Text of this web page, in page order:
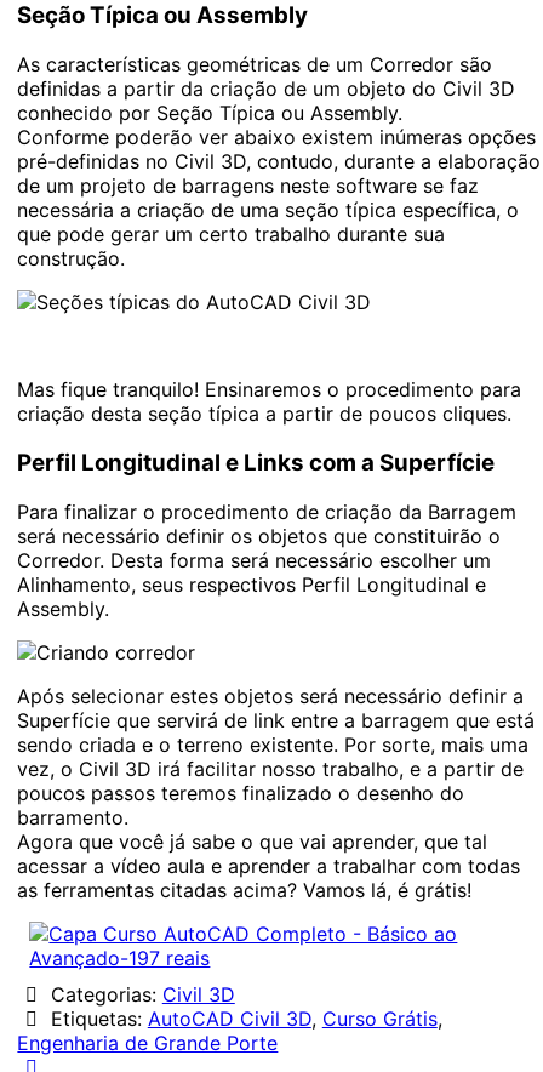
Seção Típica ou Assembly
As características geométricas de um Corredor são
definidas a partir da criação de um objeto do Civil 3D
conhecido por Seção Típica ou Assembly.
Conforme poderão ver abaixo existem inúmeras opções
pré-definidas no Civil 3D, contudo, durante a elaboração
de um projeto de barragens neste software se faz
necessária a criação de uma seção típica específica, o
que pode gerar um certo trabalho durante sua
construção.
Mas fique tranquilo! Ensinaremos o procedimento para
criação desta seção típica a partir de poucos cliques.
Perfil Longitudinal e Links com a Superfície
Para finalizar o procedimento de criação da Barragem
será necessário definir os objetos que constituirão o
Corredor. Desta forma será necessário escolher um
Alinhamento, seus respectivos Perfil Longitudinal e
Assembly.
Após selecionar estes objetos será necessário definir a
Superfície que servirá de link entre a barragem que está
sendo criada e o terreno existente. Por sorte, mais uma
vez, o Civil 3D irá facilitar nosso trabalho, e a partir de
poucos passos teremos finalizado o desenho do
barramento.
Agora que você já sabe o que vai aprender, que tal
acessar a vídeo aula e aprender a trabalhar com todas
as ferramentas citadas acima? Vamos lá, é grátis!
Categorias: Civil 3D
Etiquetas: AutoCAD Civil 3D, Curso Grátis,
Engenharia de Grande Porte